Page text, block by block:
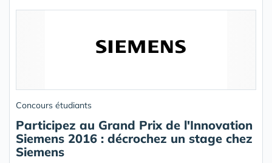
Concours étudiants
Participez au Grand Prix de l'Innovation
Siemens 2016 : décrochez un stage chez
Siemens